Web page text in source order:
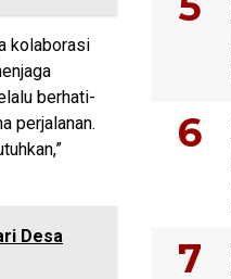
kolaborasi
berhati-
perjalanan.
Desa